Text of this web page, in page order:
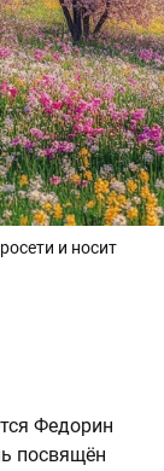
и носит
Федорин
посвящён